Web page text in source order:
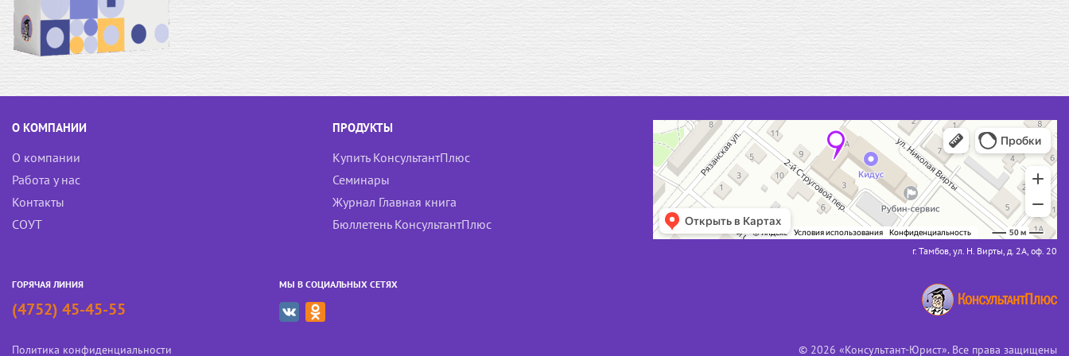
О КОМПАНИИ
О компании
Работа у нас
Контакты
СОУТ
ПРОДУКТЫ
Купить КонсультантПлюс
Семинары
Журнал Главная книга
Бюллетень КонсультантПлюс
г. Тамбов, ул. Н. Вирты, д. 2А, оф. 20
ГОРЯЧАЯ ЛИНИЯ
(4752) 45-45-55
МЫ В СОЦИАЛЬНЫХ СЕТЯХ
Политика конфиденциальности © 2026 «Консультант-Юрист». Все права защищены